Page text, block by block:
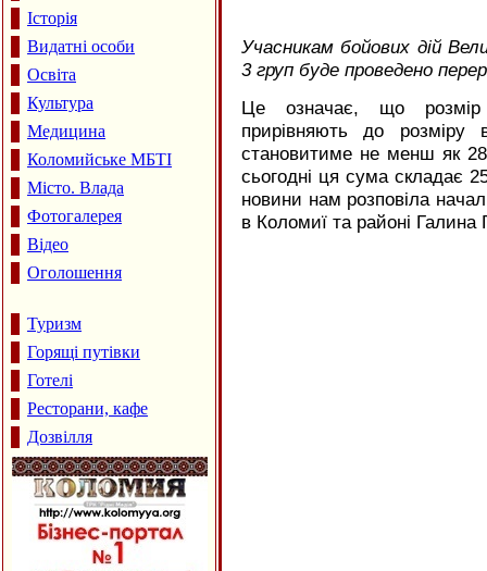
Історія
Видатні особи
Освіта
Культура
Медицина
Коломийське МБТІ
Місто. Влада
Фотогалерея
Відео
Оголошення
Туризм
Горящі путівки
Готелі
Ресторани, кафе
Дозвілля
Учасникам бойових дій
3 груп буде проведено
Це означає, що розмір
прирівняють до розміру
становитиме не менш як
сьогодні ця сума складає
новини нам розповіла
в Коломиї та районі Галина